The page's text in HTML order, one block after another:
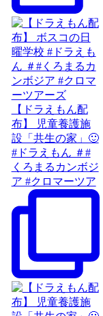
【ドラえもん配
布】 児童養護施
設「共生の家」🙂
#ドラえもん ＃#
くろまるカンボジ
ア #クロマーツア